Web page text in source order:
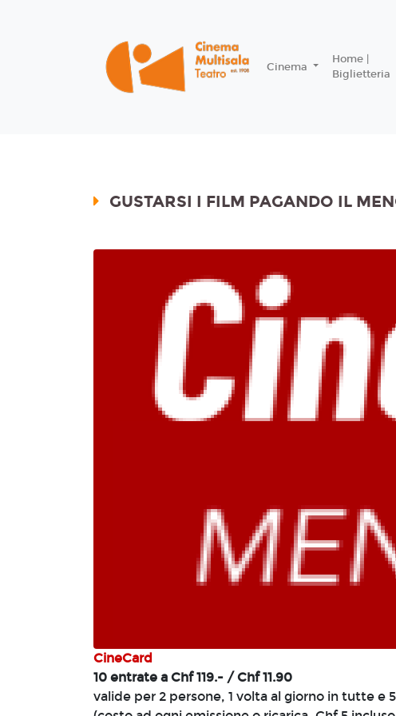
Cinema
Home |
Biglietteria
GUSTARSI I FILM PAGANDO IL
CineCard
10 entrate a Chf 119.- / Chf 11.90
valide per 2 persone, 1 volta al giorno in tutte e